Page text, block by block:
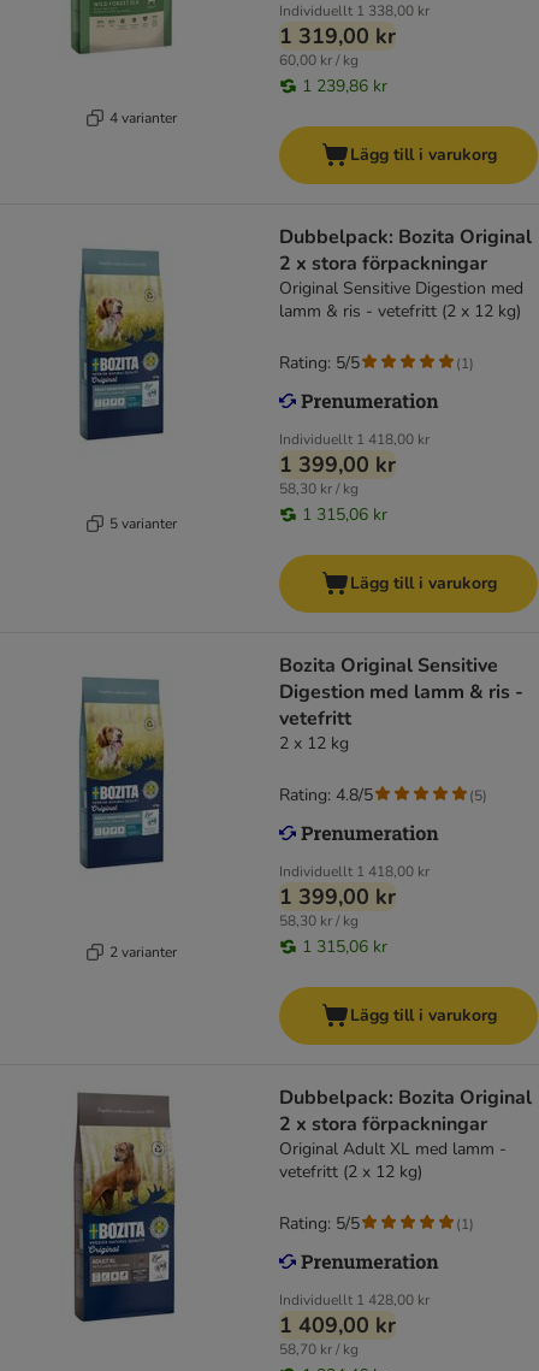
4 varianter
Individuellt 1 338,00 kr
1 319,00 kr
60,00 kr / kg
1 239,86 kr
Lägg till i varukorg
5 varianter
Dubbelpack: Bozita Original
2 x stora förpackningar
Original Sensitive Digestion med
lamm & ris - vetefritt (2 x 12 kg)
Individuellt 1 418,00 kr
1 399,00 kr
58,30 kr / kg
1 315,06 kr
Rating: 5/5 (1)
Lägg till i varukorg
2 varianter
Bozita Original Sensitive
Digestion med lamm & ris -
vetefritt
2 x 12 kg
Individuellt 1 418,00 kr
1 399,00 kr
58,30 kr / kg
1 315,06 kr
Rating: 4.8/5 (5)
Lägg till i varukorg
Dubbelpack: Bozita Original
2 x stora förpackningar
Original Adult XL med lamm -
vetefritt (2 x 12 kg)
Individuellt 1 428,00 kr
1 409,00 kr
58,70 kr / kg
Rating: 5/5 (1)